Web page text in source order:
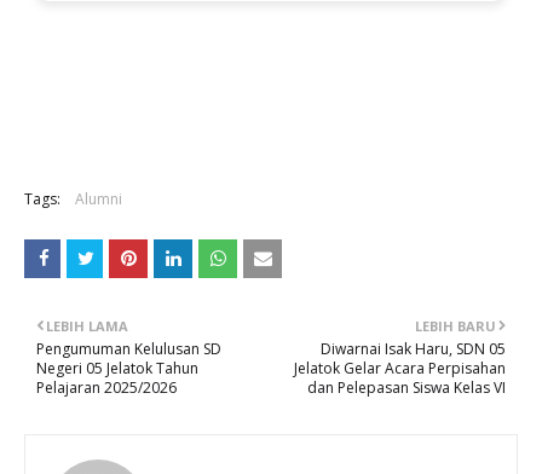
Tags: Alumni
LEBIH BARU
Diwarnai Isak Haru, SDN 05
Jelatok Gelar Acara Perpisahan
dan Pelepasan Siswa Kelas VI
LEBIH LAMA
Pengumuman Kelulusan SD
Negeri 05 Jelatok Tahun
Pelajaran 2025/2026